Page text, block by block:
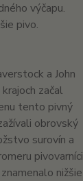
výčapu.
pivo.
a John
začal
tento pivný
obrovský
surovín a
pivovarníci
nižšie